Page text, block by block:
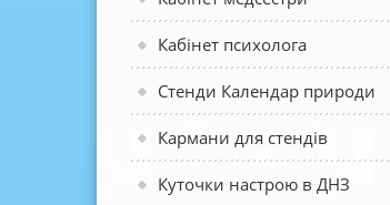
Кабінет психолога
Стенди Календар природи
Кармани для стендів
Куточки настрою в ДНЗ